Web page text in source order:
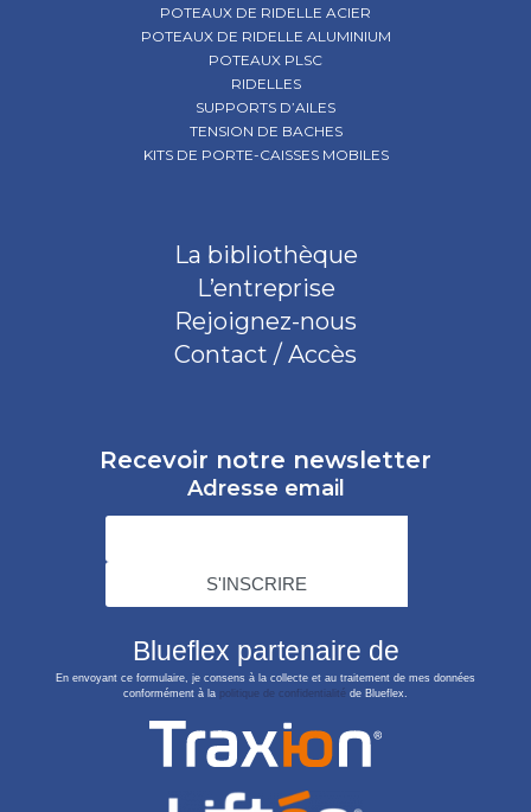
POTEAUX DE RIDELLE ACIER
POTEAUX DE RIDELLE ALUMINIUM
POTEAUX PLSC
RIDELLES
SUPPORTS D’AILES
TENSION DE BACHES
KITS DE PORTE-CAISSES MOBILES
La bibliothèque
L’entreprise
Rejoignez-nous
Contact / Accès
Recevoir notre newsletter
Adresse email
Blueflex partenaire de
En envoyant ce formulaire, je consens à la collecte et au traitement de mes données
conformément à la politique de confidentialité de Blueflex.